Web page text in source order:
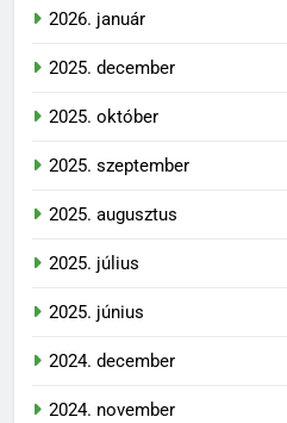
2026. január
2025. december
2025. október
2025. szeptember
2025. augusztus
2025. július
2025. június
2024. december
2024. november